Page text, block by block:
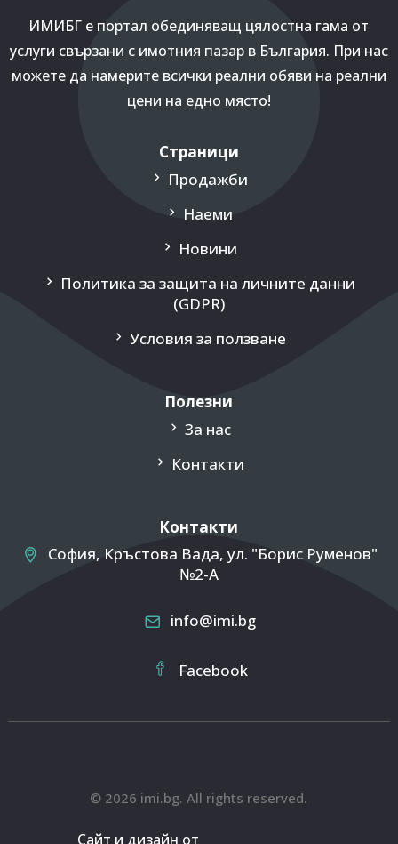
ИМИБГ е портал обединяващ цялостна гама от
услуги свързани с имотния пазар в България. При нас
можете да намерите всички реални обяви на реални
цени на едно място!
Страници
Продажби
Наеми
Новини
Политика за защита на личните данни
(GDPR)
Условия за ползване
Полезни
За нас
Контакти
Контакти
София, Кръстова Вада, ул. "Борис Руменов"
№2-A
info@imi.bg
Facebook
© 2026 imi.bg. All rights reserved.
Сайт и дизайн от